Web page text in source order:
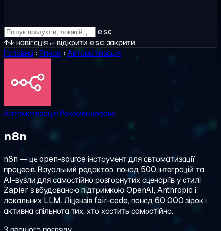
esc
↑↓ навігація↵відкрити esc закрити
Головна ›Ринок ›Автоматизація
АвтоматизаціяРекомендоване
n8n
n8n — це open-source інструмент для автоматизації
процесів. Візуальний редактор, понад 500 інтеграцій та
AI-вузли для самостійно розгорнутих сценаріїв у стилі
Zapier з вбудованою підтримкою OpenAI, Anthropic і
локальних LLM. Ліцензія fair-code, понад 60 000 зірок і
активна спільнота тих, хто хостить самостійно.